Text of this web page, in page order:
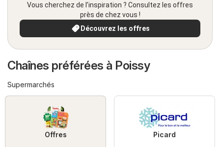
Vous cherchez de l’inspiration ? Consultez les offres
près de chez vous !
Découvrez les offres
Chaînes préférées à Poissy
Supermarchés
Offres Picard